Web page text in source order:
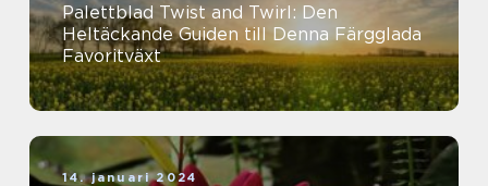
Palettblad Twist and Twirl: Den
Heltäckande Guiden till Denna Färgglada
Favoritväxt
14. januari 2024